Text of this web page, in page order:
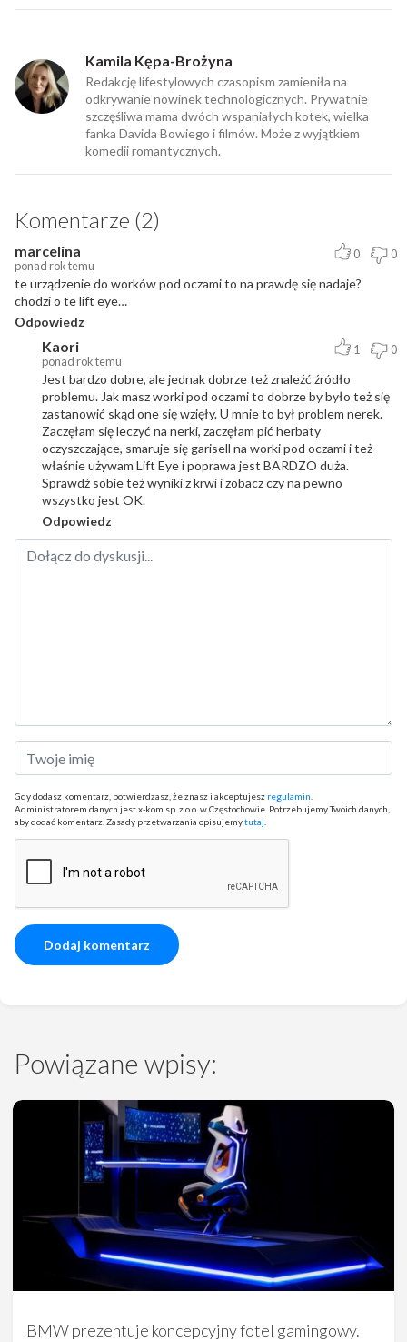
Kamila Kępa-Brożyna
Redakcję lifestylowych czasopism zamieniła na
odkrywanie nowinek technologicznych. Prywatnie
szczęśliwa mama dwóch wspaniałych kotek, wielka
fanka Davida Bowiego i filmów. Może z wyjątkiem
komedii romantycznych.
Komentarze (2)
marcelina
ponad rok temu
0 0
te urządzenie do worków pod oczami to na prawdę się nadaje?
chodzi o te lift eye…
Odpowiedz
Kaori
ponad rok temu
1 0
Jest bardzo dobre, ale jednak dobrze też znaleźć źródło
problemu. Jak masz worki pod oczami to dobrze by było też się
zastanowić skąd one się wzięły. U mnie to był problem nerek.
Zaczęłam się leczyć na nerki, zaczęłam pić herbaty
oczyszczające, smaruje się garisell na worki pod oczami i też
właśnie używam Lift Eye i poprawa jest BARDZO duża.
Sprawdź sobie też wyniki z krwi i zobacz czy na pewno
wszystko jest OK.
Odpowiedz
Gdy dodasz komentarz, potwierdzasz, że znasz i akceptujesz regulamin.
Administratorem danych jest x-kom sp. z o.o. w Częstochowie. Potrzebujemy Twoich danych,
aby dodać komentarz. Zasady przetwarzania opisujemytutaj.
Powiązane wpisy:
BMW prezentuje koncepcyjny fotel gamingowy.